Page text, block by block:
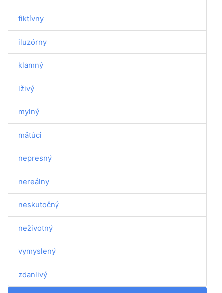
fiktívny
iluzórny
klamný
lživý
mylný
mätúci
nepresný
nereálny
neskutočný
neživotný
vymyslený
zdanlivý